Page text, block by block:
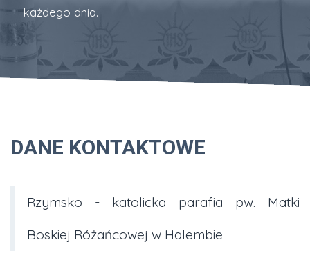
każdego dnia.
DANE KONTAKTOWE
Rzymsko - katolicka parafia pw. Matki
Boskiej Różańcowej w Halembie